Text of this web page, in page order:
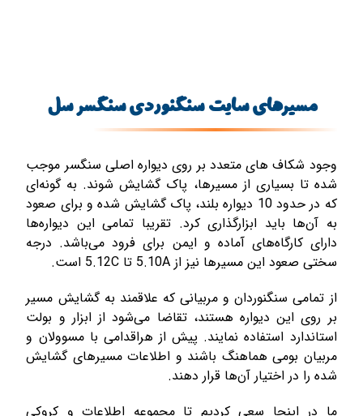
مسیرهای سایت سنگنوردی سنگسر سل
وجود شکاف های متعدد بر روی دیواره اصلی سنگسر موجب
شده تا بسیاری از مسیرها، پاک گشایش شوند. به گونه‌ای
که در حدود 10 دیواره بلند، پاک گشایش شده و برای صعود
به آن‌ها باید ابزارگذاری کرد. تقریبا تمامی این دیواره‌ها
دارای کارگاه‌های آماده و ایمن برای فرود می‌باشد. درجه
سختی صعود این مسیرها نیز از 5.10A تا 5.12C است.
از تمامی سنگنوردان و مربیانی که علاقمند به گشایش مسیر
بر روی این دیواره هستند، تقاضا می‌شود از ابزار و بولت
استاندارد استفاده نمایند. پیش از هراقدامی با مسوولان و
مربیان بومی هماهنگ باشند و اطلاعات مسیرهای گشایش
شده را در اختیار آن‌ها قرار دهند.
ما در اینجا سعی کردیم تا مجموعه اطلاعات و کروکی